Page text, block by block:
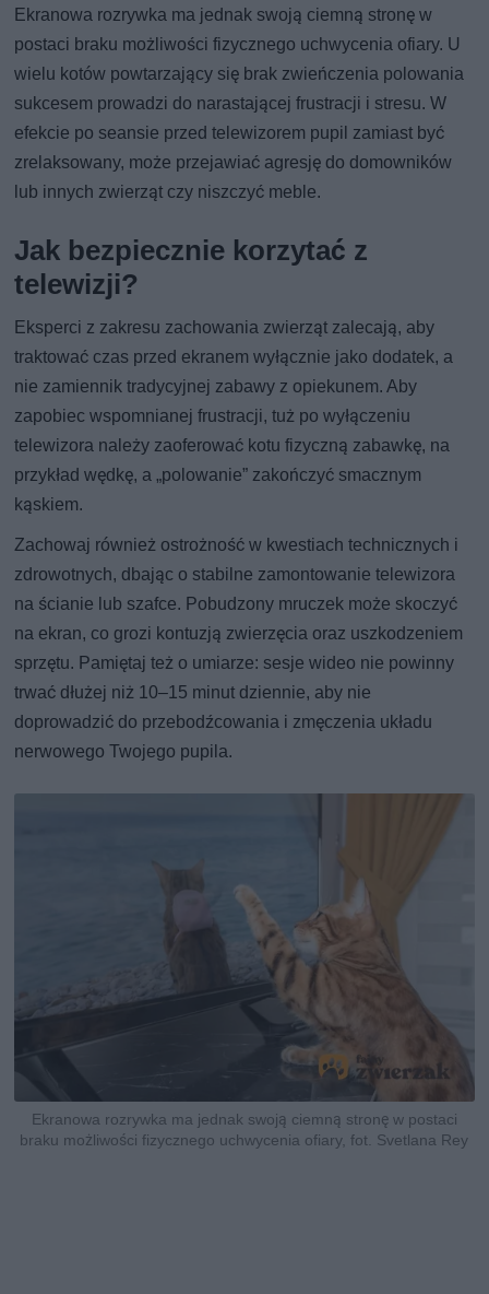
Ekranowa rozrywka ma jednak swoją ciemną stronę w
postaci braku możliwości fizycznego uchwycenia ofiary. U
wielu kotów powtarzający się brak zwieńczenia polowania
sukcesem prowadzi do narastającej frustracji i stresu. W
efekcie po seansie przed telewizorem pupil zamiast być
zrelaksowany, może przejawiać agresję do domowników
lub innych zwierząt czy niszczyć meble.
Jak bezpiecznie korzytać z
telewizji?
Eksperci z zakresu zachowania zwierząt zalecają, aby
traktować czas przed ekranem wyłącznie jako dodatek, a
nie zamiennik tradycyjnej zabawy z opiekunem. Aby
zapobiec wspomnianej frustracji, tuż po wyłączeniu
telewizora należy zaoferować kotu fizyczną zabawkę, na
przykład wędkę, a „polowanie” zakończyć smacznym
kąskiem.
Zachowaj również ostrożność w kwestiach technicznych i
zdrowotnych, dbając o stabilne zamontowanie telewizora
na ścianie lub szafce. Pobudzony mruczek może skoczyć
na ekran, co grozi kontuzją zwierzęcia oraz uszkodzeniem
sprzętu. Pamiętaj też o umiarze: sesje wideo nie powinny
trwać dłużej niż 10–15 minut dziennie, aby nie
doprowadzić do przebodźcowania i zmęczenia układu
nerwowego Twojego pupila.
Ekranowa rozrywka ma jednak swoją ciemną stronę w postaci
braku możliwości fizycznego uchwycenia ofiary, fot. Svetlana Rey